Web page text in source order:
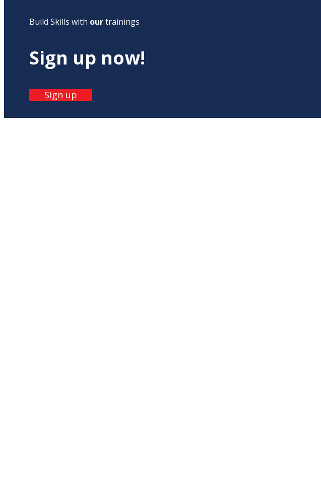
Build Skills with ourtrainings
Sign up now!
Sign up